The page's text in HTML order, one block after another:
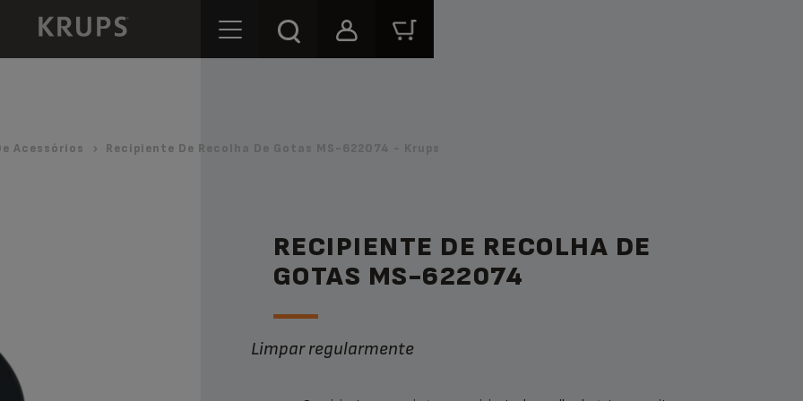
Acessórios Recipiente De Recolha De Gotas MS-622074 - Krups
RECIPIENTE DE RECOLHA DE
GOTAS MS-622074
Limpar regularmente